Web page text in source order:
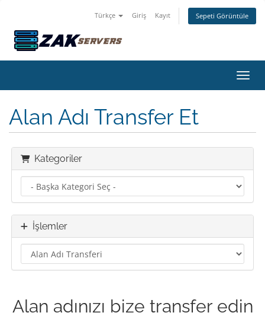
Türkçe Giriş Kayıt Sepeti Görüntüle
Alan Adı Transfer Et
Kategoriler
İşlemler
Alan adınızı bize transfer edin